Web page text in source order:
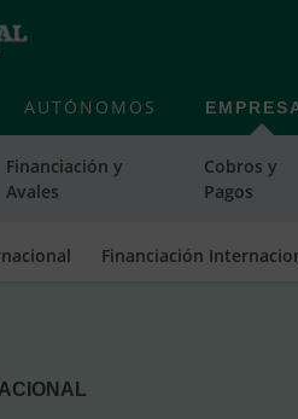
AUTÓNOMOS
Financiación y
Avales
Cobros y
Pagos
Financiación